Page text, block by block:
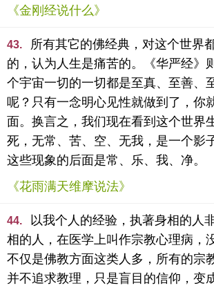
《金刚经说什么》
43.
所有其它的佛经典，对这个世界
的，认为人生是痛苦的。《华严经》
个宇宙一切的一切都是至真、至善、
呢？只有一念明心见性就做到了，你
面。换言之，我们现在看到这个世界
死，无常、苦、空、无我，是一个影
这些现象的后面是常、乐、我、净。
《花雨满天维摩说法》
44.
以我个人的经验，执著身相的人
相的人，在医学上叫作宗教心理病，
不仅是佛教方面这类人多，所有的宗
并不追求教理，只是盲目的信仰，变